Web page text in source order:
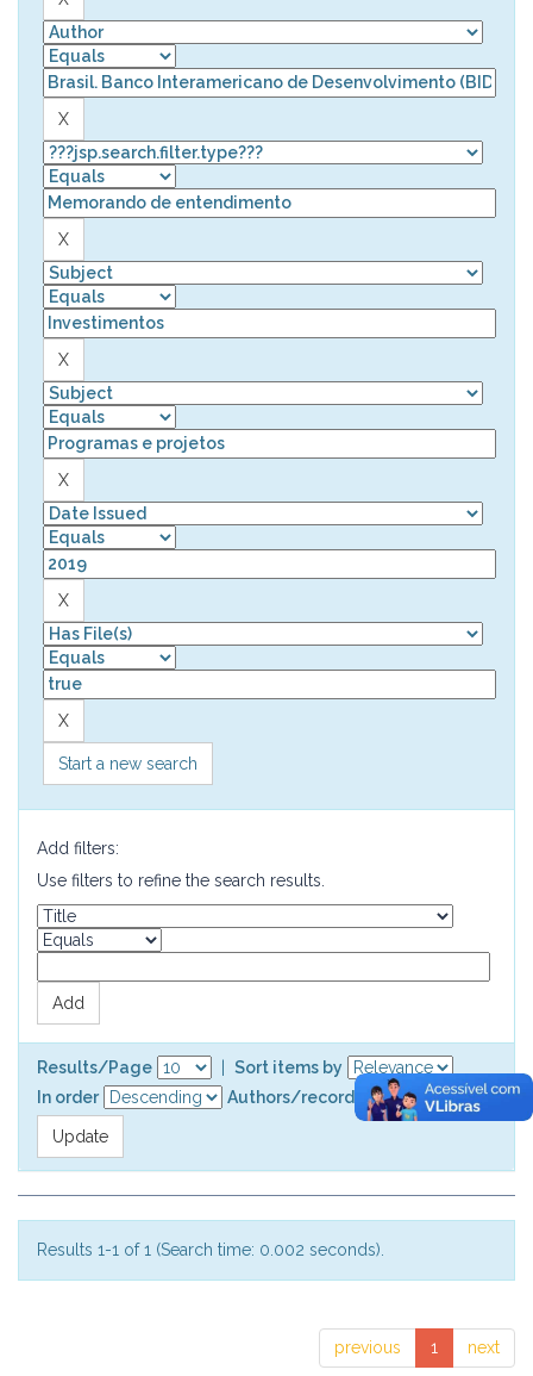
Start a new search
Add filters:
Use filters to refine the search results.
Results/Page
Sort items by
In order
Authors/record
Results 1-1 of 1 (Search time: 0.002 seconds).
previous 1 next